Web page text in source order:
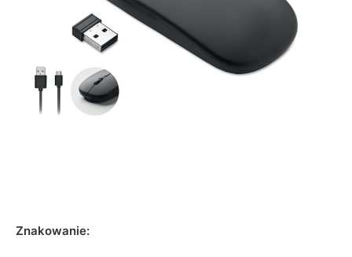
Znakowanie: